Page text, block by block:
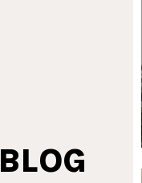
BLOG